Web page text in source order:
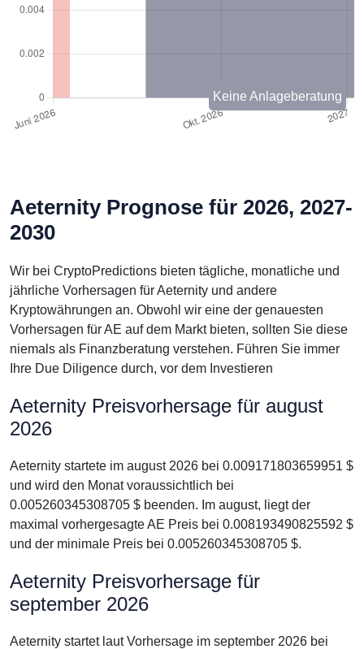
Keine Anlageberatung
Aeternity Prognose für 2026, 2027-
2030
Wir bei CryptoPredictions bieten tägliche, monatliche und
jährliche Vorhersagen für Aeternity und andere
Kryptowährungen an. Obwohl wir eine der genauesten
Vorhersagen für AE auf dem Markt bieten, sollten Sie diese
niemals als Finanzberatung verstehen. Führen Sie immer
Ihre Due Diligence durch, vor dem Investieren
Aeternity Preisvorhersage für august
2026
Aeternity startete im august 2026 bei 0.009171803659951 $
und wird den Monat voraussichtlich bei
0.005260345308705 $ beenden. Im august, liegt der
maximal vorhergesagte AE Preis bei 0.008193490825592 $
und der minimale Preis bei 0.005260345308705 $.
Aeternity Preisvorhersage für
september 2026
Aeternity startet laut Vorhersage im september 2026 bei